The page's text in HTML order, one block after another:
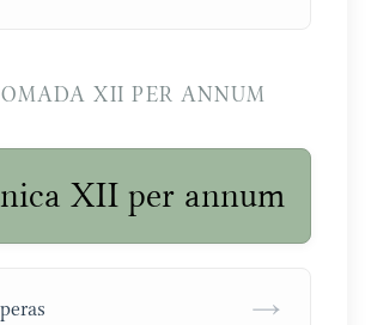
XII PER ANNUM
XII per annum
→